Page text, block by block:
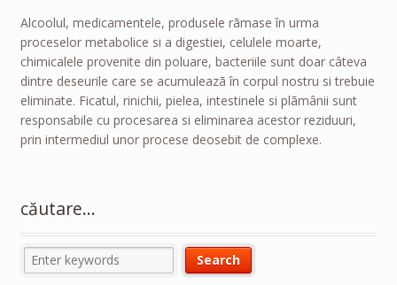
Alcoolul, medicamentele, produsele rãmase în urma
proceselor metabolice si a digestiei, celulele moarte,
chimicalele provenite din poluare, bacteriile sunt doar câteva
dintre deseurile care se acumuleazã în corpul nostru si trebuie
eliminate. Ficatul, rinichii, pielea, intestinele si plãmânii sunt
responsabile cu procesarea si eliminarea acestor reziduuri,
prin intermediul unor procese deosebit de complexe.
căutare…